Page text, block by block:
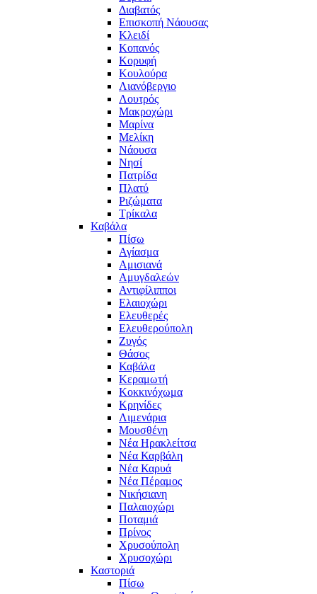
Διαβατός
Επισκοπή Νάουσας
Κλειδί
Κοπανός
Κορυφή
Κουλούρα
Λιανόβεργιο
Λουτρός
Μακροχώρι
Μαρίνα
Μελίκη
Νάουσα
Νησί
Πατρίδα
Πλατύ
Ριζώματα
Τρίκαλα
Καβάλα
Πίσω
Αγίασμα
Αμισιανά
Αμυγδαλεών
Αντιφίλιπποι
Ελαιοχώρι
Ελευθερές
Ελευθερούπολη
Ζυγός
Θάσος
Καβάλα
Κεραμωτή
Κοκκινόχωμα
Κρηνίδες
Λιμενάρια
Μουσθένη
Νέα Ηρακλείτσα
Νέα Καρβάλη
Νέα Καρυά
Νέα Πέραμος
Νικήσιανη
Παλαιοχώρι
Ποταμιά
Πρίνος
Χρυσούπολη
Χρυσοχώρι
Καστοριά
Πίσω